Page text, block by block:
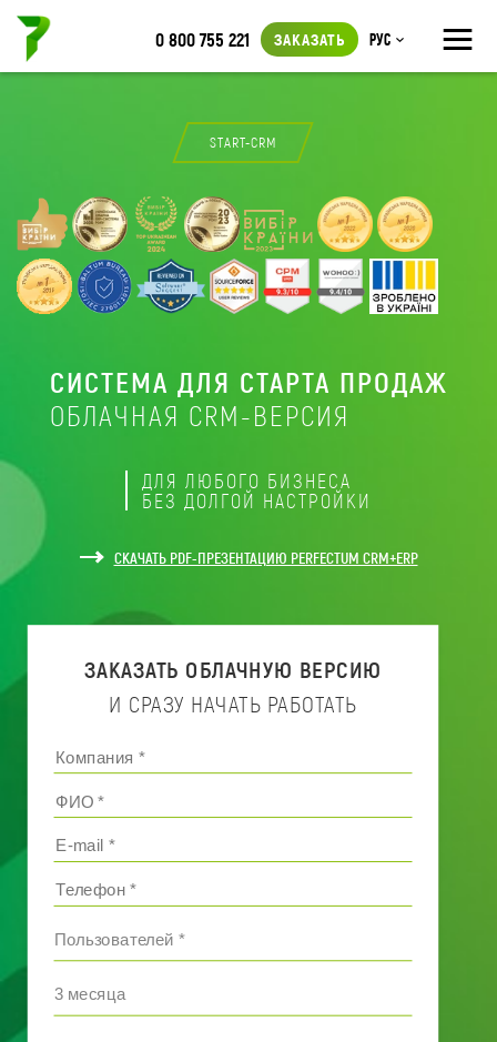
≡
0 800 755 221 ЗАКАЗАТЬ Рус
START-CRM
СИСТЕМА ДЛЯ СТАРТА ПРОДАЖ
ОБЛАЧНАЯ CRM-ВЕРСИЯ
ДЛЯ ЛЮБОГО БИЗНЕСА
БЕЗ ДОЛГОЙ НАСТРОЙКИ
СКАЧАТЬ PDF-ПРЕЗЕНТАЦИЮ PERFECTUM CRM+ERP
ЗАКАЗАТЬ ОБЛАЧНУЮ ВЕРСИЮ
И СРАЗУ НАЧАТЬ РАБОТАТЬ